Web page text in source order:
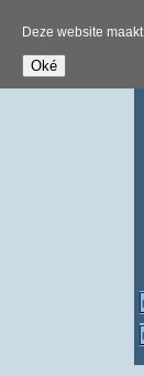
Deze website